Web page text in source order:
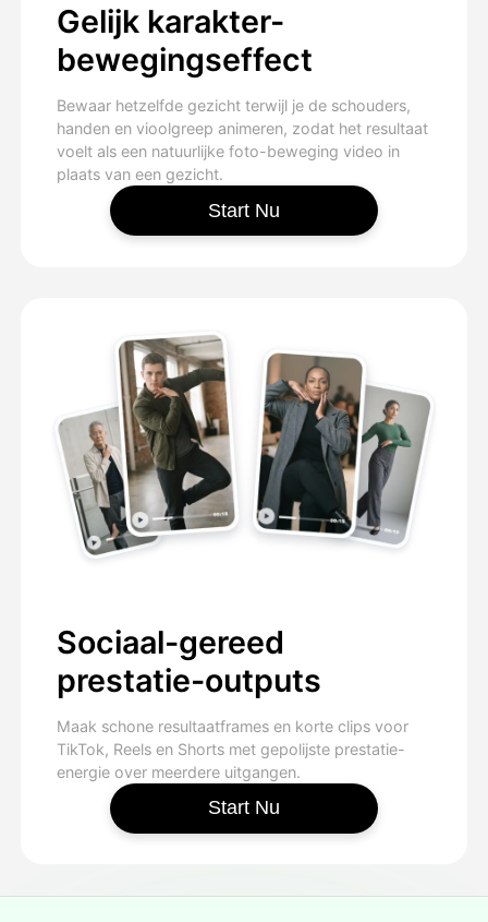
Gelijk karakter-
bewegingseffect
Bewaar hetzelfde gezicht terwijl je de schouders,
handen en vioolgreep animeren, zodat het resultaat
voelt als een natuurlijke foto-beweging video in
plaats van een gezicht.
Start Nu
Sociaal-gereed
prestatie-outputs
Maak schone resultaatframes en korte clips voor
TikTok, Reels en Shorts met gepolijste prestatie-
energie over meerdere uitgangen.
Start Nu